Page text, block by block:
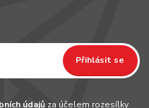
Přihlásit se
údajů za účelem rozesílky